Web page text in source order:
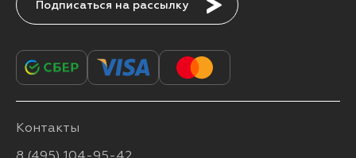
Подписаться
Контакты